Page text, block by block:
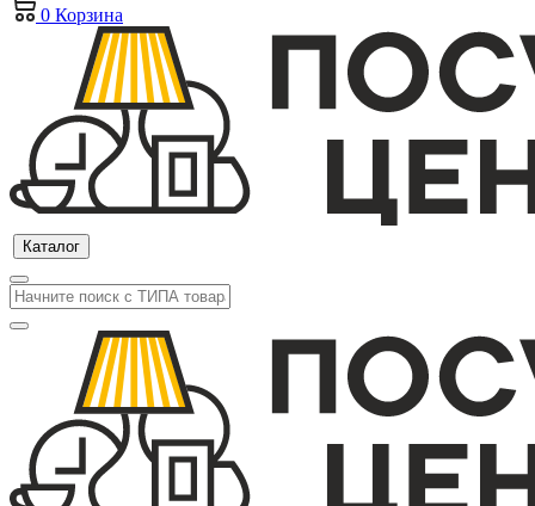
0 Корзина
Каталог